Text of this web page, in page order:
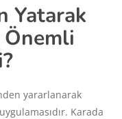
Yatarak
yararlanarak
Karada